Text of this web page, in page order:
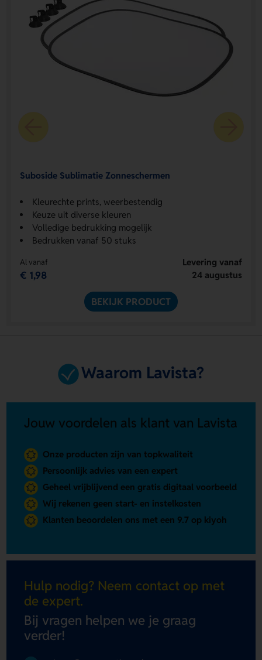
Suboside Sublimatie Zonneschermen
Kleurechte prints, weerbestendig
Keuze uit diverse kleuren
Volledige bedrukking mogelijk
Bedrukken vanaf 50 stuks
Al vanaf
€ 1,98
Levering vanaf
24 augustus
BEKIJK PRODUCT
Waarom Lavista?
Jouw voordelen als klant van Lavista
Onze producten zijn van topkwaliteit
Persoonlijk advies van een expert
Geheel vrijblijvend een gratis digitaal voorbeeld
Wij rekenen geen start- en instelkosten
Klanten beoordelen ons met een 9.7 op kiyoh
Hulp nodig? Neem contact op met
de expert.
Bij vragen helpen we je graag
verder!